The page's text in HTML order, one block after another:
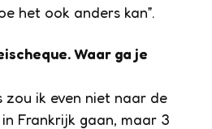
het ook anders kan”.
Waar ga je
zou ik even niet naar de
Frankrijk gaan, maar 3